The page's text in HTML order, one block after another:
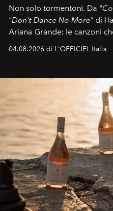
Non solo tormentoni. Da "
"Don't Dance No More" di
Ariana Grande: le canzoni
colonna sonora della
04.08.2026 di L'OFFICIEL Italia